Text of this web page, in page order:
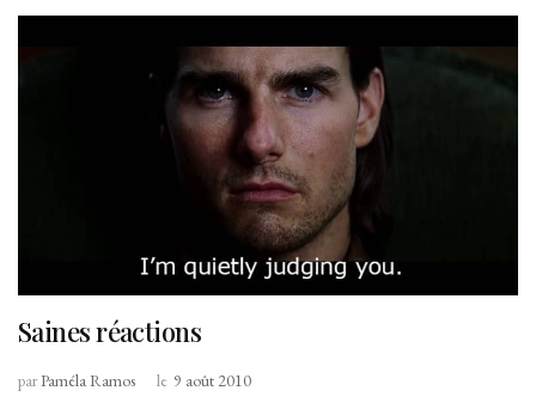
Saines réactions
par Paméla Ramos le 9 août 2010